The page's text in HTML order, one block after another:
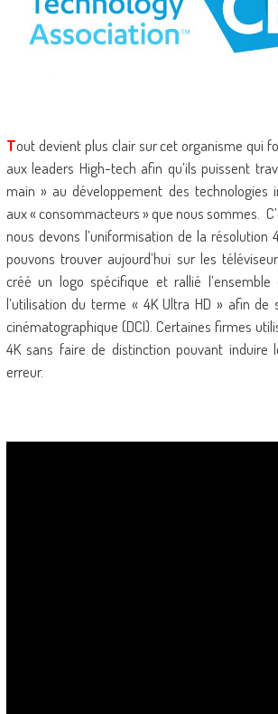
Tout devient plus clair sur cet organisme qui
aux leaders High-tech afin qu’ils puissent
main » au développement des technologies
aux « consommacteurs » que nous sommes.
nous devons l’uniformisation de la résolution
pouvons trouver aujourd’hui sur les
créé un logo spécifique et rallié
l’utilisation du terme « 4K Ultra HD » afin de
cinématographique (DCI). Certaines firmes
4K sans faire de distinction pouvant induire
erreur.